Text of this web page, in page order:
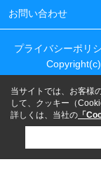
お問い合わせ
プライバシーポリ
当サイトでは、お客様
して、クッキー（
詳しくは、当社の 「